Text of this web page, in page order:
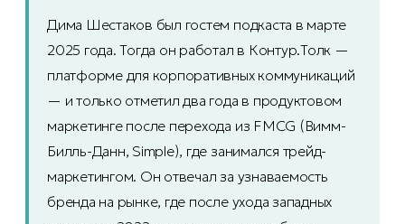
Дима Шестаков был гостем подкаста в марте
2025 года. Тогда он работал в Контур.Толк —
платформе для корпоративных коммуникаций
— и только отметил два года в продуктовом
маркетинге после перехода из FMCG (Вимм-
Билль-Данн, Simple), где занимался трейд-
маркетингом. Он отвечал за узнаваемость
бренда на рынке, где после ухода западных